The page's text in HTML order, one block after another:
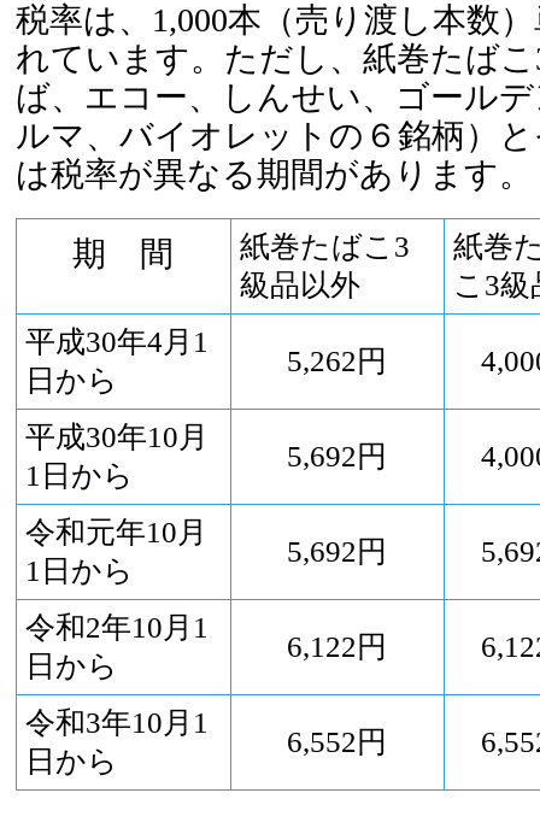
税率は、1,000本（売り渡し本数
れています。ただし、紙巻たば
ば、エコー、しんせい、ゴール
ルマ、バイオレットの６銘柄）
は税率が異なる期間があります。
期 間
紙巻たばこ3
級品以外
紙巻
こ3級
平成30年4月1
日から
5,262円
平成30年10月
1日から
5,692円
令和元年10月
1日から
5,692円
令和2年10月1
日から
6,122円
令和3年10月1
日から
6,552円